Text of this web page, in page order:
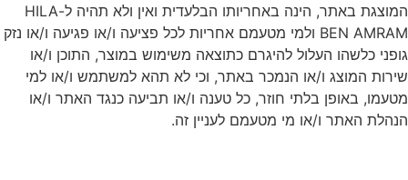
המוצגת באתר, הינה באחריותו הבלעדית ואין ולא תהיה ל-HILA
BEN AMRAM ולמי מטעמם אחריות לכל פציעה ו/או פגיעה ו/או נזק
גופני כלשהו העלול להיגרם כתוצאה משימוש במוצר, התוכן ו/או
שירות המוצג ו/או הנמכר באתר, וכי לא תהא למשתמש ו/או למי
מטעמו, באופן בלתי חוזר, כל טענה ו/או תביעה כנגד האתר ו/או
הנהלת האתר ו/או מי מטעמם לעניין זה.